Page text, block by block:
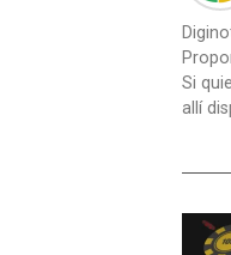
Si
allí